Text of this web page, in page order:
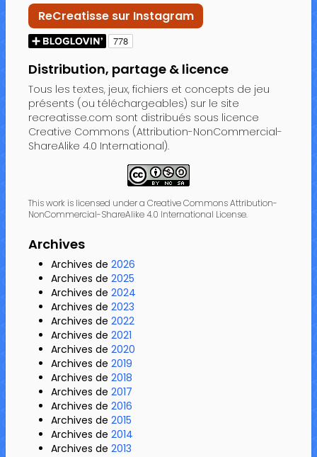
ReCreatisse sur Instagram
Distribution, partage & licence
Tous les textes, jeux, fichiers et concepts de jeu
présents (ou téléchargeables) sur le site
recreatisse.com sont distribués sous licence
Creative Commons (Attribution-NonCommercial-
ShareAlike 4.0 International).
This work is licensed under a Creative Commons Attribution-
NonCommercial-ShareAlike 4.0 International License.
Archives
Archives de 2026
Archives de 2025
Archives de 2024
Archives de 2023
Archives de 2022
Archives de 2021
Archives de 2020
Archives de 2019
Archives de 2018
Archives de 2017
Archives de 2016
Archives de 2015
Archives de 2014
Archives de 2013